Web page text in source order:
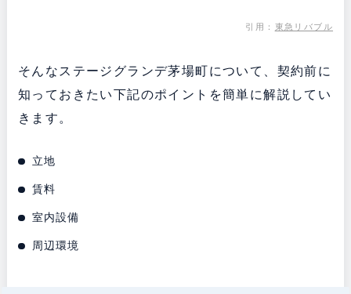
引用： 東急リバブル
そんなステージグランデ茅場町について、契約前に
知っておきたい下記のポイントを簡単に解説してい
きます。
立地
賃料
室内設備
周辺環境